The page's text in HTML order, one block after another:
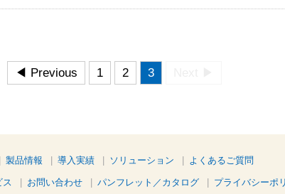
◀ Previous 1 2 3
製品情報 導入実績 ソリューション よくあるご質問
ス お問い合わせ パンフレット／カタログ プライバシーポ